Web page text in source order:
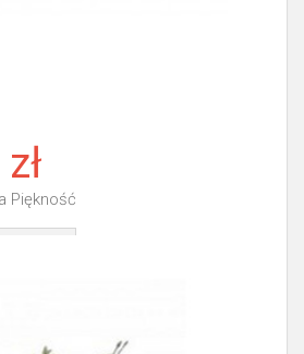
Piękność